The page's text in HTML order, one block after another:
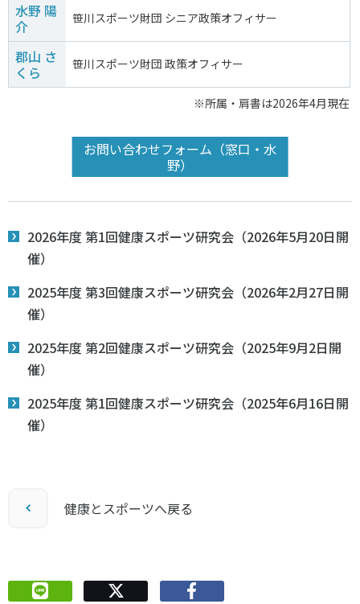
知る学ぶ
SPORT POLICY INCUBATOR ―スポーツ政策の『卵』 ―
スポーツ 歴史の検証
スポーツ辞典
水野 陽
介
笹川スポーツ財団 シニア政策オフィサー
郡山 さ
くら
笹川スポーツ財団 政策オフィサー
※所属・肩書は2026年4月現在
お問い合わせフォーム（窓口・水
野）
2026年度 第1回健康スポーツ研究会（2026年5月20日開
催）
2025年度 第3回健康スポーツ研究会（2026年2月27日開
催）
2025年度 第2回健康スポーツ研究会（2025年9月2日開
催）
2025年度 第1回健康スポーツ研究会（2025年6月16日開
催）
健康とスポーツへ戻る